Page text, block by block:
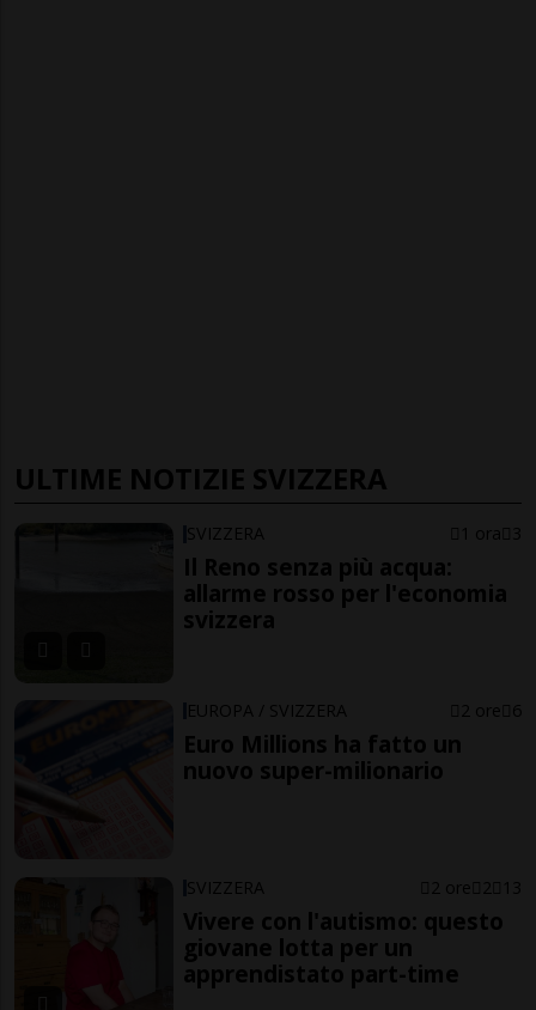
ULTIME NOTIZIE SVIZZERA
SVIZZERA 1 ora 3
Il Reno senza più acqua:
allarme rosso per l'economia
svizzera
EUROPA / SVIZZERA 2 ore 6
Euro Millions ha fatto un
nuovo super-milionario
SVIZZERA 2 ore 2 13
Vivere con l'autismo: questo
giovane lotta per un
apprendistato part-time